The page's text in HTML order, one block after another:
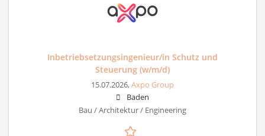
Inbetriebsetzungsingenieur/in Schutz und
Steuerung (w/m/d)
15.07.2026,Axpo Group
Baden
Bau / Architektur / Engineering